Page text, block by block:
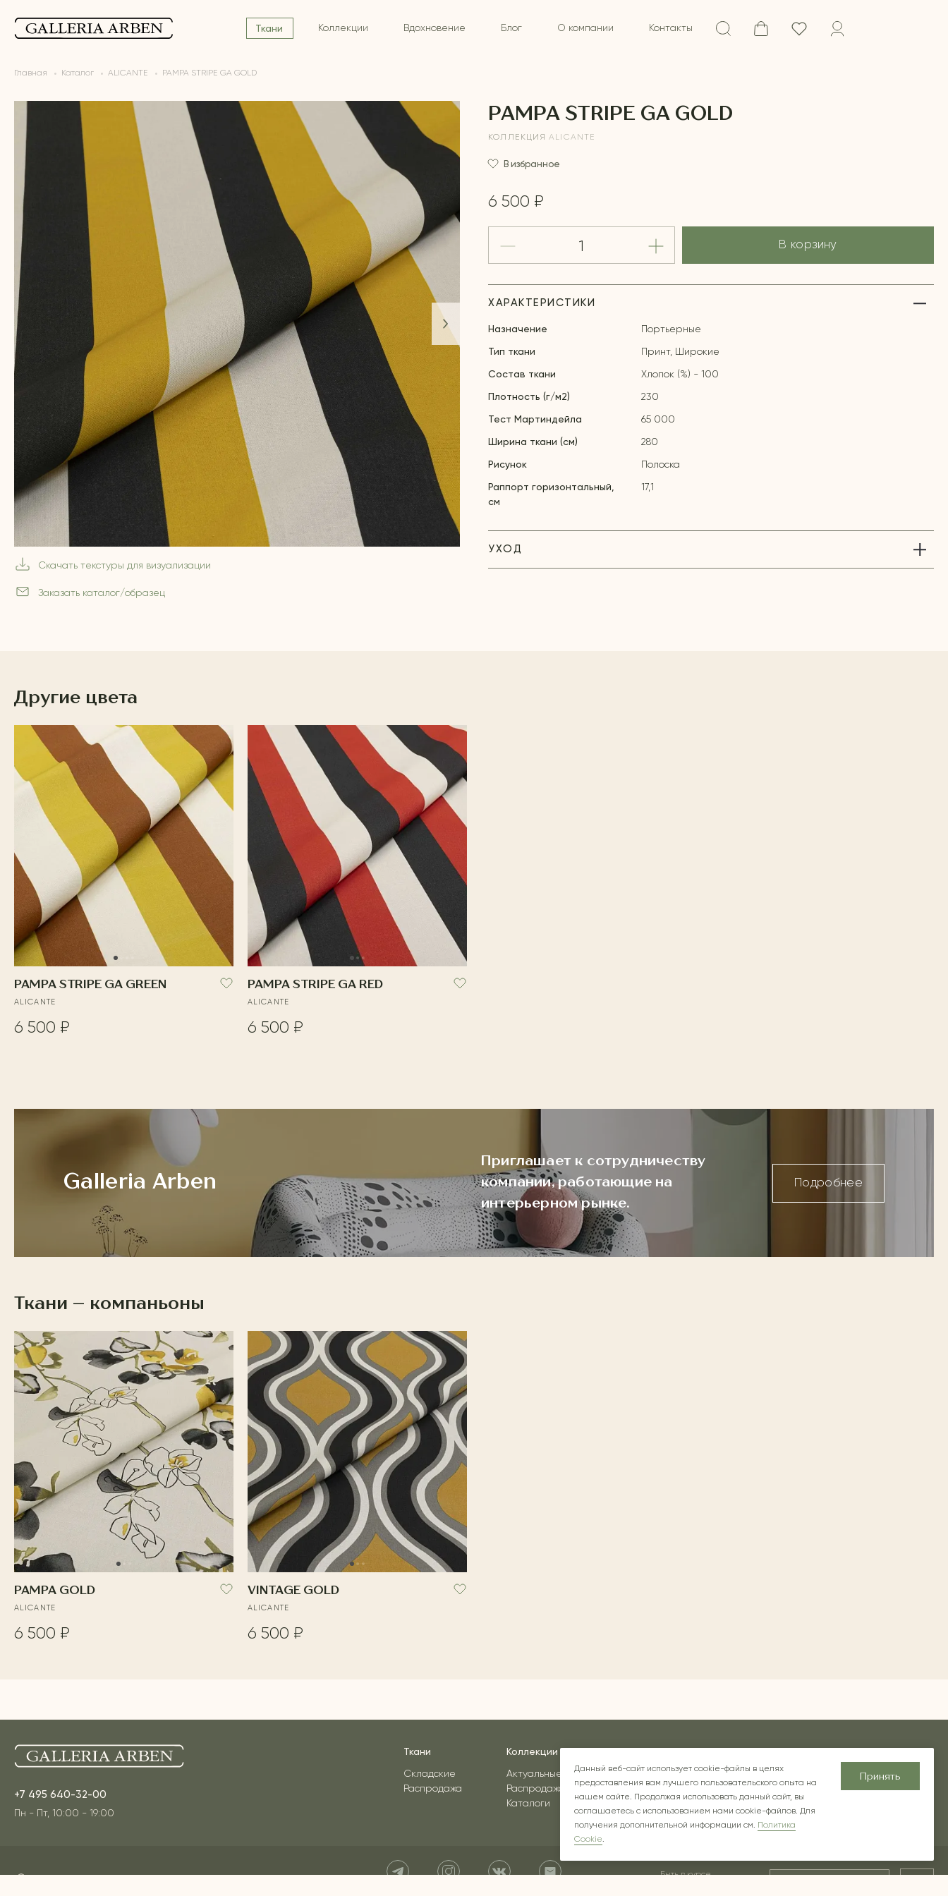
Ткани Коллекции Вдохновение Блог О компании Контакты
Главная Каталог ALICANTE PAMPA STRIPE GA GOLD
Скачать текстуры для визуализации
Заказать каталог/образец
PAMPA STRIPE GA GOLD
КОЛЛЕКЦИЯ ALICANTE
В избранное
6 500 ₽
В корзину
ХАРАКТЕРИСТИКИ
Назначение Портьерные
Тип ткани Принт, Широкие
Состав ткани Хлопок (%) - 100
Плотность (г/м2) 230
Тест Мартиндейла 65 000
Ширина ткани (см) 280
Рисунок Полоска
Раппорт горизонтальный,
см
17,1
УХОД
Другие цвета
PAMPA STRIPE GA GREEN
ALICANTE
6 500 ₽
PAMPA STRIPE GA RED
ALICANTE
6 500 ₽
Galleria Arben
Приглашает к сотрудничеству
компании, работающие на
интерьерном рынке.
Подробнее
Ткани – компаньоны
PAMPA GOLD
ALICANTE
6 500 ₽
VINTAGE GOLD
ALICANTE
6 500 ₽
+7 495 640-32-00
Пн - Пт, 10:00 - 19:00
Ткани
Складские
Распродажа
Коллекции
Актуальные
Распродажа
Каталоги
Вдохновение Блог О компании Контакты
Быть в курсе
Данный веб-сайт использует cookie-файлы в целях
предоставления вам лучшего пользовательского опыта на
нашем сайте. Продолжая использовать данный сайт, вы
соглашаетесь с использованием нами cookie-файлов. Для
получения дополнительной информации см. Политика
Cookie.
Принять